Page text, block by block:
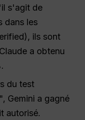
s'agit de
dans les
ils sont
a obtenu
du test
Gemini a gagné
autorisé.